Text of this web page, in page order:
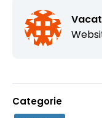
Categorie